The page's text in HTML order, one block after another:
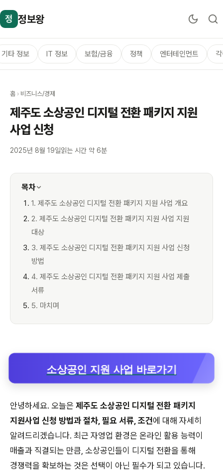
정 정보왕
기타 정보 IT 정보 보험/금융 정책 엔터테인먼트
홈 › 비즈니스/경제
제주도 소상공인 디지털 전환 패키지 지원
사업 신청
2025년 8월 19일읽는 시간 약 6분
목차
1. 제주도 소상공인 디지털 전환 패키지 지원 사업 개요
2. 제주도 소상공인 디지털 전환 패키지 지원 사업 지원
대상
3. 제주도 소상공인 디지털 전환 패키지 지원 사업 신청
방법
4. 제주도 소상공인 디지털 전환 패키지 지원 사업 제출
서류
5. 마치며
소상공인 지원 사업 바로가기
안녕하세요. 오늘은 제주도 소상공인 디지털 전환 패키지
지원사업 신청 방법과 절차, 필요 서류, 조건에 대해 자세히
알려드리겠습니다. 최근 자영업 환경은 온라인 활용 능력이
매출과 직결되는 만큼, 소상공인들이 디지털 전환을 통해
경쟁력을 확보하는 것은 선택이 아닌 필수가 되고 있습니다.